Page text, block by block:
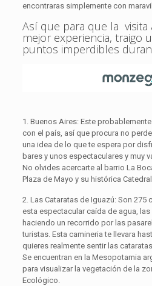
encontraras simplemente con
Así que para que la visita
mejor experiencia, traigo
puntos imperdibles
1. Buenos Aires: Este
con el país, así que procura no
una idea de lo que te espera por
bares y unos espectaculares y muy
No olvides acercarte al barrio La
Plaza de Mayo y su histórica
2. Las Cataratas de Iguazú: Son
esta espectacular caída de agua,
haciendo un recorrido por las
turistas. Esta camineria te llevara
quieres realmente sentir las
Se encuentran en la Mesopotamia
para visualizar la vegetación de la
Ecológico.